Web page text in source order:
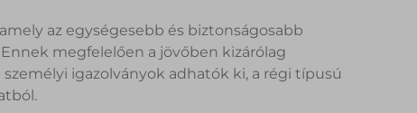
az egységesebb és biztonságosabb
megfelelően a jövőben kizárólag
igazolványok adhatók ki, a régi típusú